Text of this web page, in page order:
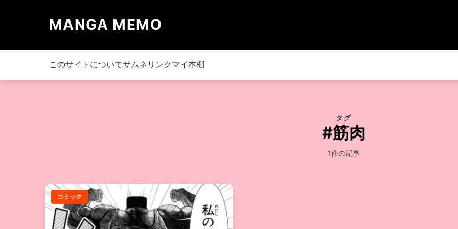
MANGA MEMO
このサイトについてサムネリンク マイ本棚
タグ
#筋肉
1件の記事
コミック